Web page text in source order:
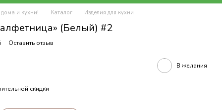
и кухни! Каталог Изделия для кухни
(Белый) #2
Оставить отзыв
В желания
скидки